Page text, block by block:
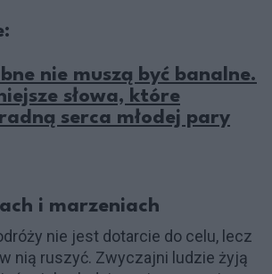
nie muszą być banalne.
słowa, które
serca młodej pary
i marzeniach
nie jest dotarcie do celu, lecz
nią ruszyć. Zwyczajni ludzie żyją